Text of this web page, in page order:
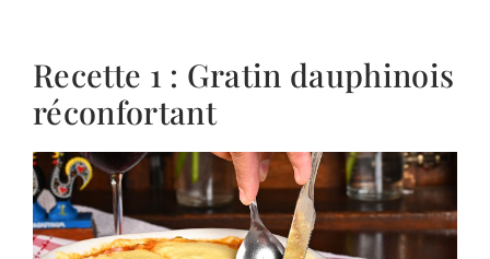
Recette 1 : Gratin dauphinois
réconfortant